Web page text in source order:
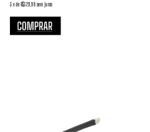
3 xde R$329,96 sem juros